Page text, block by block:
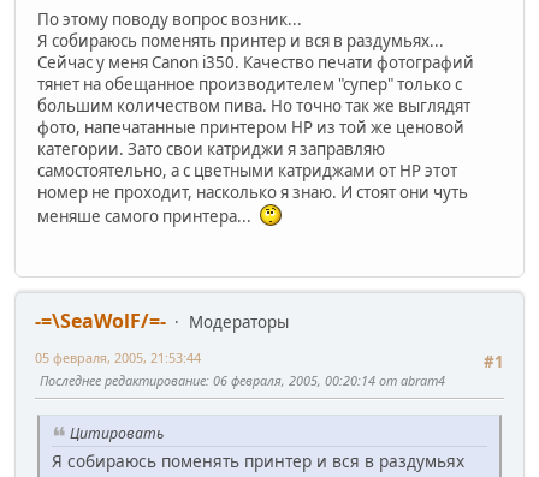
По этому поводу вопрос возник...
Я собираюсь поменять принтер и вся в раздумьях...
Сейчас у меня Canon i350. Качество печати фотографий
тянет на обещанное производителем "супер" только с
большим количеством пива. Но точно так же выглядят
фото, напечатанные принтером HP из той же ценовой
категории. Зато свои катриджи я заправляю
самостоятельно, а с цветными катриджами от HP этот
номер не проходит, насколько я знаю. И стоят они чуть
меняше самого принтера...
-=\SeaWolF/=-
Модераторы
#1
05 февраля, 2005, 21:53:44
Последнее редактирование: 06 февраля, 2005, 00:20:14 от abram4
Цитировать
Я собираюсь поменять принтер и вся в раздумьях